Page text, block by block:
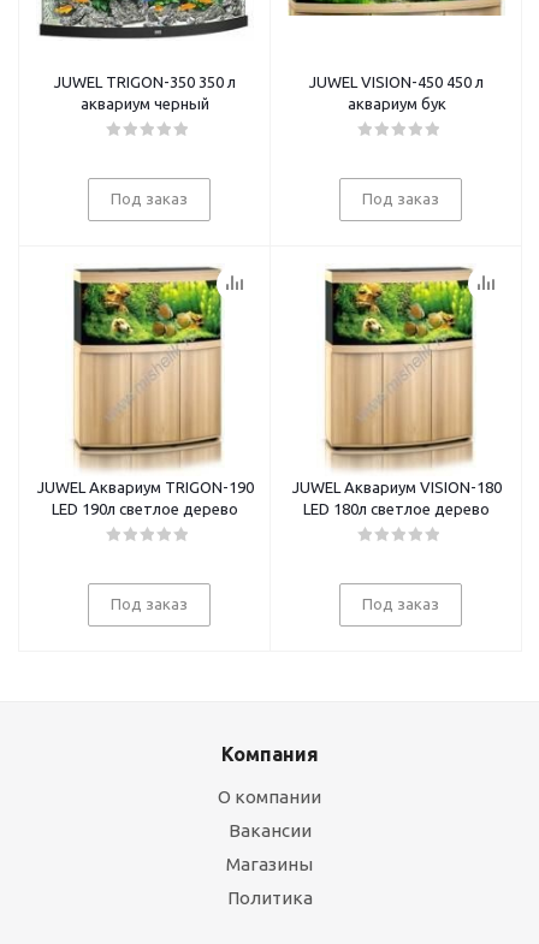
JUWEL TRIGON-350 350 л
аквариум черный
Под заказ
JUWEL VISION-450 450 л
аквариум бук
Под заказ
JUWEL Аквариум TRIGON-190
LED 190л светлое дерево
Под заказ
JUWEL Аквариум VISION-180
LED 180л светлое дерево
Под заказ
Компания
О компании
Вакансии
Магазины
Политика